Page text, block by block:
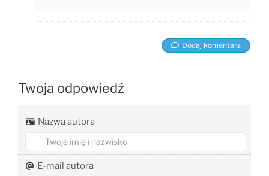
Dodaj komentarz
Twoja odpowiedź
Nazwa autora
E-mail autora